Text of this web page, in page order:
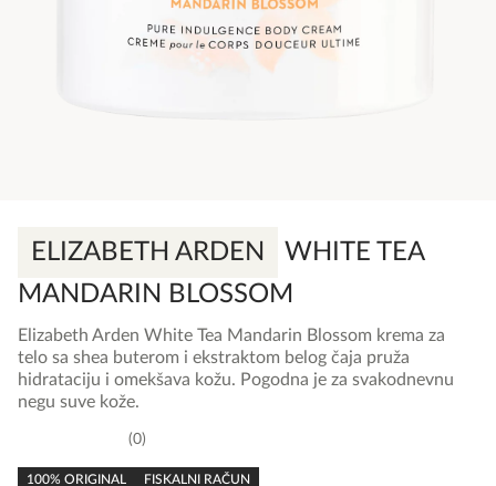
ELIZABETH ARDEN
WHITE TEA
MANDARIN BLOSSOM
rating
0
100% ORIGINAL FISKALNI RAČUN
Elizabeth Arden White Tea Mandarin Blossom krema za
telo sa shea buterom i ekstraktom belog čaja pruža
hidrataciju i omekšava kožu. Pogodna je za svakodnevnu
negu suve kože.